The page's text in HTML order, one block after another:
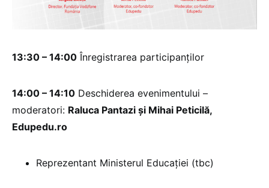
13:30 – 14:00 Înregistrarea participanților
14:00 – 14:10 Deschiderea evenimentului –
moderatori: Raluca Pantazi și Mihai Peticilă,
Edupedu.ro
Reprezentant Ministerul Educației (tbc)